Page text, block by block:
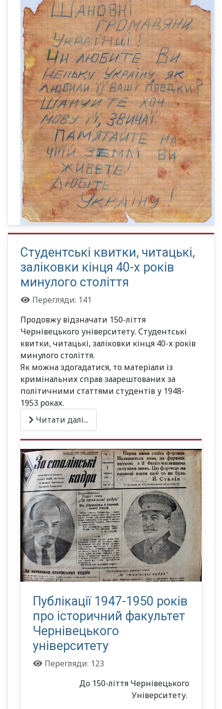
Студентські квитки, читацькі,
заліковки кінця 40-х років
минулого століття
Перегляди: 141
Продовжу відзначати 150-ліття
Чернівецького університету. Студентські
квитки, читацькі, заліковки кінця 40-х років
минулого століття.
Як можна здогадатися, то матеріали із
кримінальних справ заарештованих за
політичними статтями студентів у 1948-
1953 роках.
Читати далі...
Публікації 1947-1950 років
про історичний факультет
Чернівецького
університету
Перегляди: 123
До 150-ліття Чернівецького
Університету.